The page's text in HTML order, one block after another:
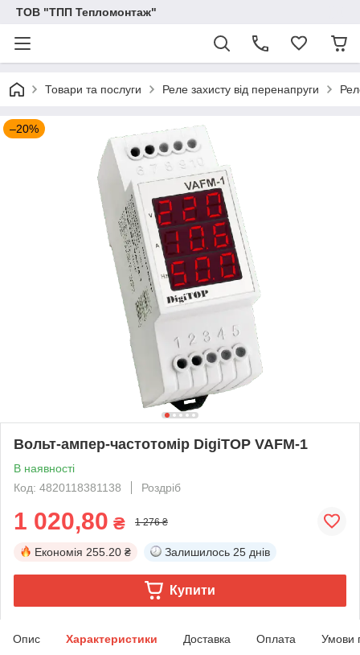
ТОВ "ТПП Тепломонтаж"
Товари та послуги Реле захисту від перенапруги
–20%
Вольт-ампер-частотомір DigiTOP VAFM-1
В наявності
Код: 4820118381138
Роздріб
1 020,80 ₴ 1 276 ₴
Економія 255.20 ₴ Залишилось 25 днів
Купити
Опис Характеристики Доставка Оплата Умови